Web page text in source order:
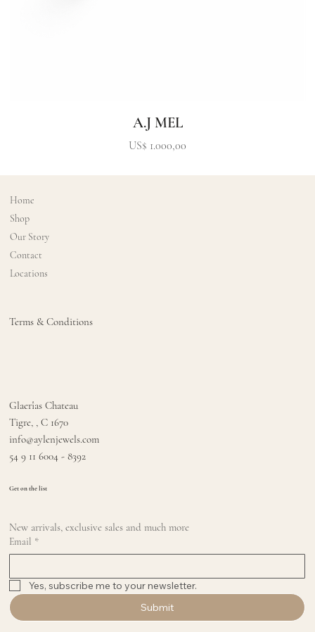
A.J MEL
Precio
US$ 1.000,00
Home
Shop
Our Story
Contact
Locations
Terms & Conditions
Glaerîas Chateau
Tigre, , C 1670
info@aylenjewels.com
54 9 11 6004 - 8392
Get on the list
New arrivals, exclusive sales and much more
Email *
Yes, subscribe me to your newsletter.
Submit